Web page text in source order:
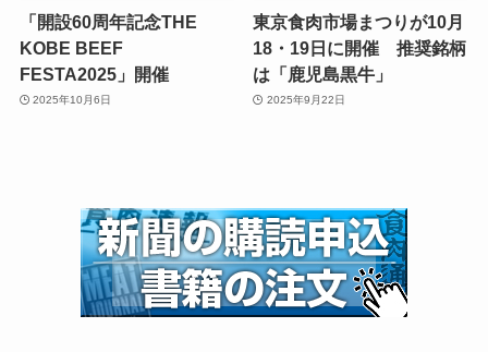
「開設60周年記念THE
KOBE BEEF
FESTA2025」開催
2025年10月6日
東京食肉市場まつりが10月
18・19日に開催 推奨銘柄
は「鹿児島黒牛」
2025年9月22日